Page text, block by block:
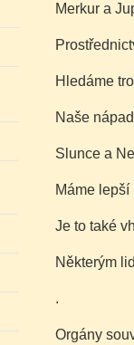
Merkur a
Hledáme
Naše
Slunce a
Máme
Je to také
Některým
.
Orgány